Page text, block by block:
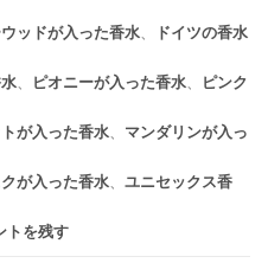
ッドが入った香水、 ドイツの香水
、 ピオニーが入った香水、 ピンク
が入った香水、 マンダリンが入っ
が入った香水、 ユニセックス香
トを残す